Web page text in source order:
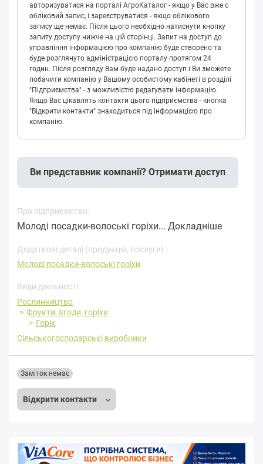
авторизуватися на порталі АгроКаталог - якщо у Вас вже є
обліковий запис, і зареєструватися - якщо облікового
запису ще немає. Після цього необхідно натиснути кнопку
запиту доступу нижче на цій сторінці. Запит на доступ до
управління інформацією про компанію буде створено та
буде розглянуто адміністрацією порталу протягом 24
годин. Після розгляду Вам буде надано доступ і Ви зможете
побачити компанію у Вашому особистому кабінеті в розділі
"Підприємства" - з можливістю редагувати інформацію.
Якщо Вас цікавлять контакти цього підприємства - кнопка
"Відкрити контакти" знаходиться під інформацією про
компанію.
Ви представник компанії? Отримати доступ
Про підприємство:
Молоді посадки-волоські горіхи... Докладніше
Додаткові деталі (продукція, послуги) :
Молоді посадки-волоські горіхи
Види діяльності
Рослинництво
Фрукти, ягоди, горіхи
Горіх
Сільськогосподарські виробники
Відкрити контакти
Заміток немає